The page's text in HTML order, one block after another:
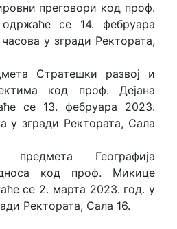
преговори код проф.
се 14. фебруара
у згради Ректората,
Стратешки развој и
код проф. Дејана
се 13. фебруара 2023.
у згради Ректората, Сала
Географија
код проф. Микице
се 2. марта 2023. год. у
Ректората, Сала 16.